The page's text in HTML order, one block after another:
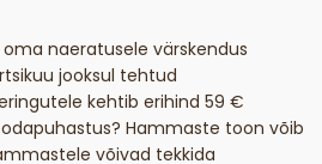
naeratusele värskendus
jooksul tehtud
kehtib erihind 59 €
Hammaste toon võib
võivad tekkida